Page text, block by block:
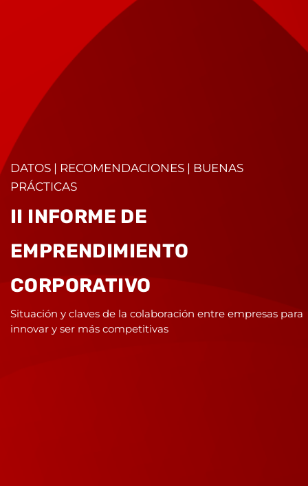
DATOS | RECOMENDACIONES | BUENAS
PRÁCTICAS
II INFORME DE
EMPRENDIMIENTO
CORPORATIVO
Situación y claves de la colaboración entre empresas para
innovar y ser más competitivas